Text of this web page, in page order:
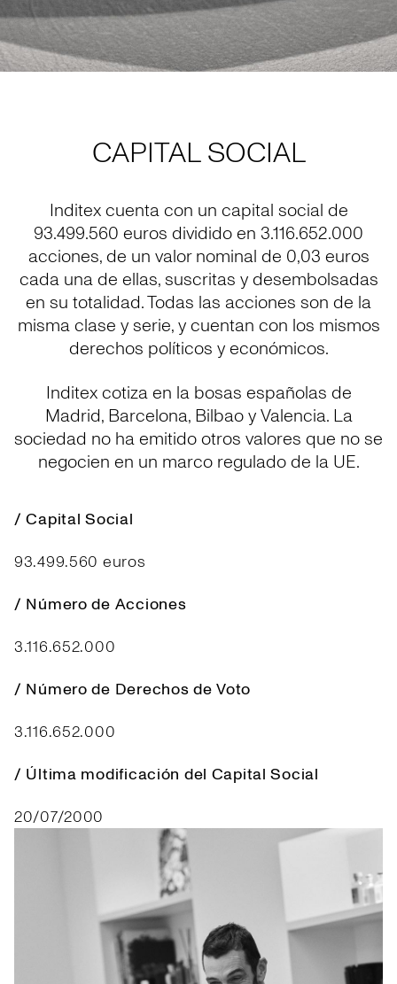
CAPITAL SOCIAL
Inditex cuenta con un capital social de
93.499.560 euros dividido en 3.116.652.000
acciones, de un valor nominal de 0,03 euros
cada una de ellas, suscritas y desembolsadas
en su totalidad. Todas las acciones son de la
misma clase y serie, y cuentan con los mismos
derechos políticos y económicos.
Inditex cotiza en la bosas españolas de
Madrid, Barcelona, Bilbao y Valencia. La
sociedad no ha emitido otros valores que no se
negocien en un marco regulado de la UE.
/ Capital Social
93.499.560 euros
/ Número de Acciones
3.116.652.000
/ Número de Derechos de Voto
3.116.652.000
/ Última modificación del Capital Social
20/07/2000